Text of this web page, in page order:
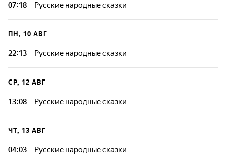
07:18 Русские народные сказки
ПН, 10 АВГ
22:13 Русские народные сказки
СР, 12 АВГ
13:08 Русские народные сказки
ЧТ, 13 АВГ
04:03 Русские народные сказки